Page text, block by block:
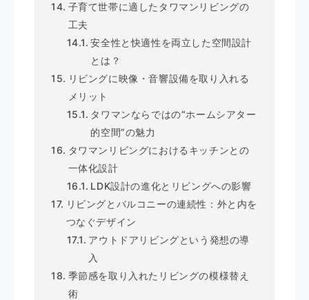
子育て世帯に適したタワマンリビングの
工夫
安全性と快適性を両立した空間設計
とは？
リビングに映像・音響設備を取り入れる
メリット
タワマンならではの“ホームシアター
的空間”の魅力
タワマンリビングにおけるキッチンとの
一体化設計
LDK設計の進化とリビングへの影響
リビングとバルコニーの連続性：外と内を
つなぐデザイン
アウトドアリビングという発想の導
入
季節感を取り入れたリビングの模様替え
術